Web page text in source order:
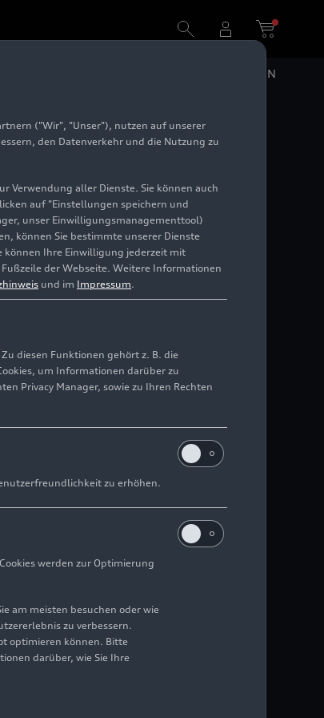
EN
("Wir", "Unser"), nutzen auf unserer
den Datenverkehr und die Nutzung zu
Verwendung aller Dienste. Sie können auch
auf "Einstellungen speichern und
unser Einwilligungsmanagementtool)
können Sie bestimmte unserer Dienste
können Ihre Einwilligung jederzeit mit
der Webseite. Weitere Informationen
und im Impressum.
diesen Funktionen gehört z. B. die
um Informationen darüber zu
Privacy Manager, sowie zu Ihren Rechten
zu erhöhen.
werden zur Optimierung
am meisten besuchen oder wie
zu verbessern.
optimieren können. Bitte
darüber, wie Sie Ihre